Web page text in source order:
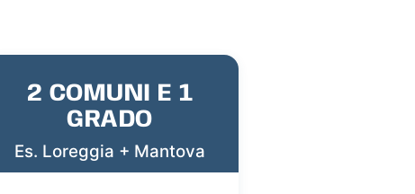
2 COMUNI E 1
GRADO
Es. Loreggia + Mantova